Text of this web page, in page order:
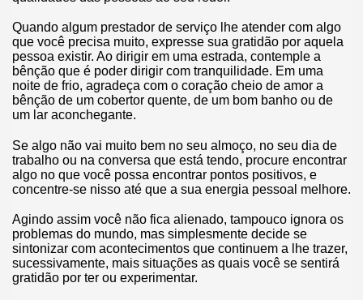
Quando algum prestador de serviço lhe atender com algo
que você precisa muito, expresse sua gratidão por aquela
pessoa existir. Ao dirigir em uma estrada, contemple a
bênção que é poder dirigir com tranquilidade. Em uma
noite de frio, agradeça com o coração cheio de amor a
bênção de um cobertor quente, de um bom banho ou de
um lar aconchegante.
Se algo não vai muito bem no seu almoço, no seu dia de
trabalho ou na conversa que está tendo, procure encontrar
algo no que você possa encontrar pontos positivos, e
concentre-se nisso até que a sua energia pessoal melhore.
Agindo assim você não fica alienado, tampouco ignora os
problemas do mundo, mas simplesmente decide se
sintonizar com acontecimentos que continuem a lhe trazer,
sucessivamente, mais situações as quais você se sentirá
gratidão por ter ou experimentar.